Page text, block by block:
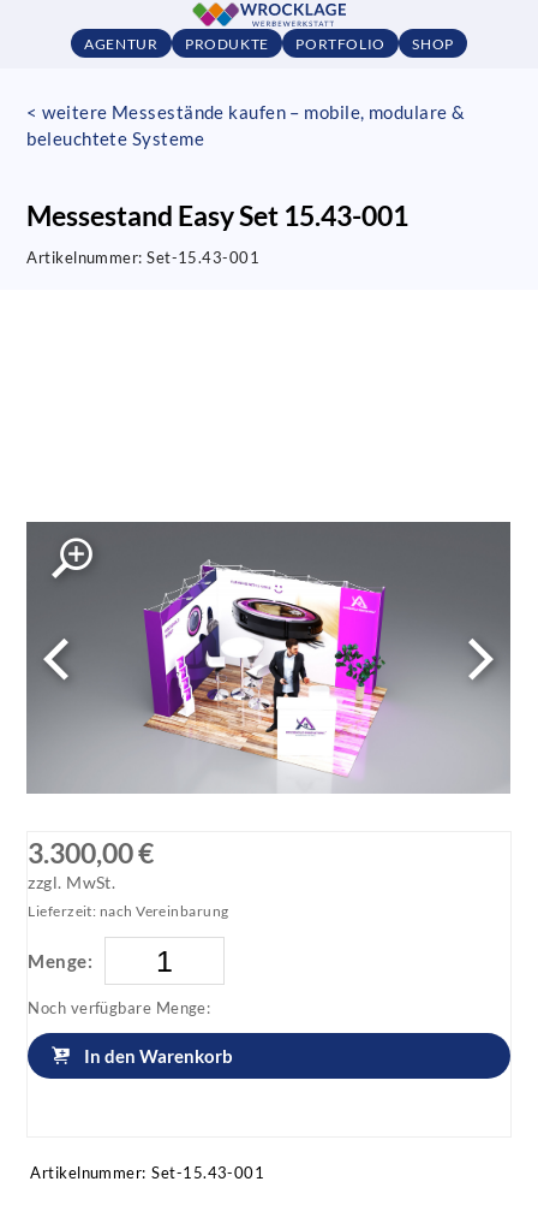
AGENTUR PRODUKTE PORTFOLIO SHOP
< weitere Messestände kaufen – mobile, modulare &
beleuchtete Systeme
Messestand Easy Set 15.43-001
Artikelnummer:Set-15.43-001
3.300,00 €
zzgl. MwSt.
Lieferzeit: nach Vereinbarung
Menge:
Noch verfügbare Menge:
In den Warenkorb
Artikelnummer: Set-15.43-001